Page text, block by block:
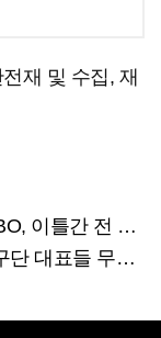
재 및 수집, 재
경기 전격 취소
무더기 고발당해